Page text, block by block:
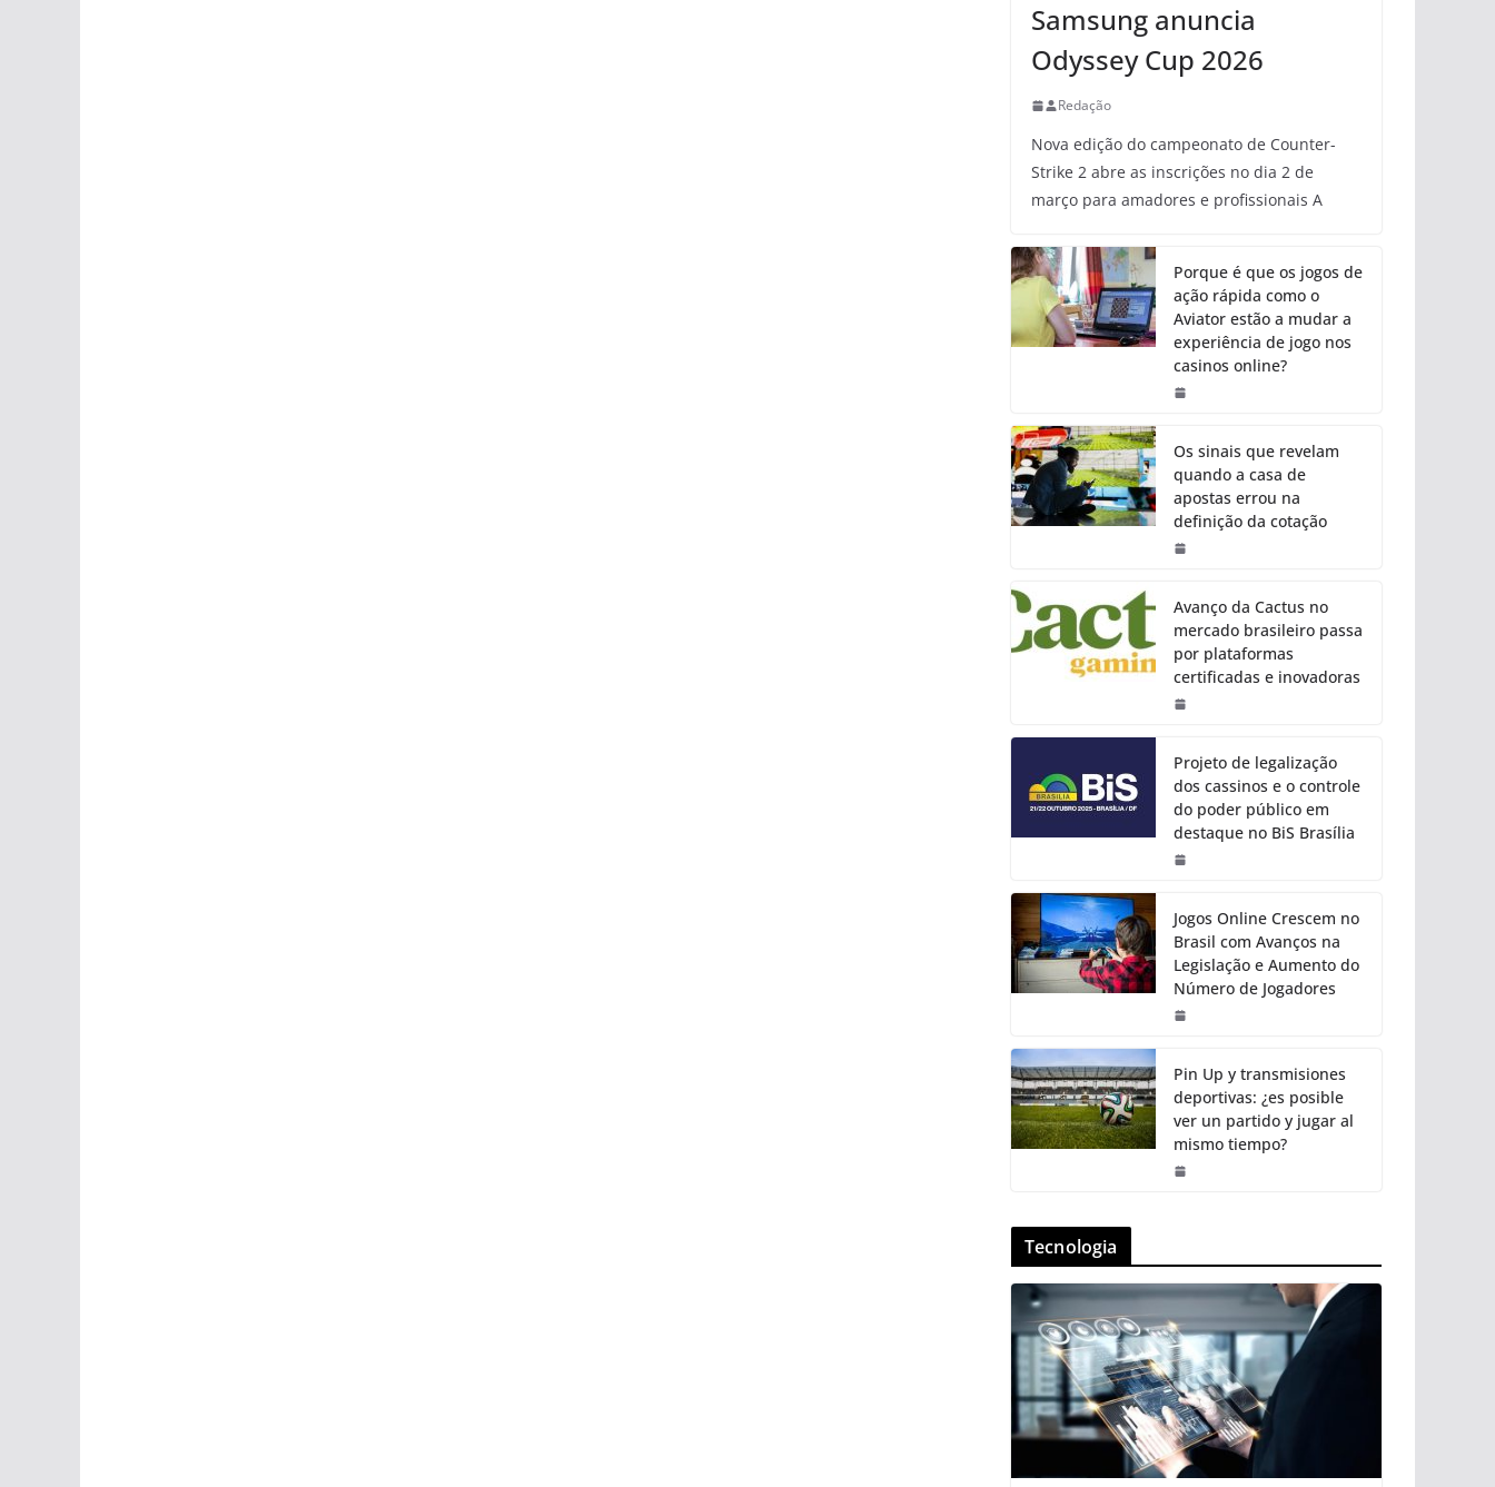
Samsung anuncia
Odyssey Cup 2026
Redação
Nova edição do campeonato de Counter-
Strike 2 abre as inscrições no dia 2 de
março para amadores e profissionais A
Porque é que os jogos de
ação rápida como o
Aviator estão a mudar a
experiência de jogo nos
casinos online?
Os sinais que revelam
quando a casa de
apostas errou na
definição da cotação
Avanço da Cactus no
mercado brasileiro passa
por plataformas
certificadas e inovadoras
Projeto de legalização
dos cassinos e o controle
do poder público em
destaque no BiS Brasília
Jogos Online Crescem no
Brasil com Avanços na
Legislação e Aumento do
Número de Jogadores
Pin Up y transmisiones
deportivas: ¿es posible
ver un partido y jugar al
mismo tiempo?
Tecnologia